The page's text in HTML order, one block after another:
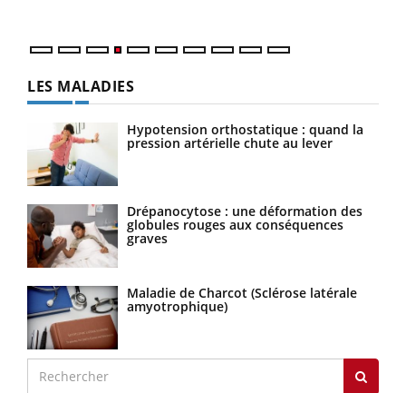
LES MALADIES
Hypotension orthostatique : quand la
pression artérielle chute au lever
Drépanocytose : une déformation des
globules rouges aux conséquences
graves
Maladie de Charcot (Sclérose latérale
amyotrophique)